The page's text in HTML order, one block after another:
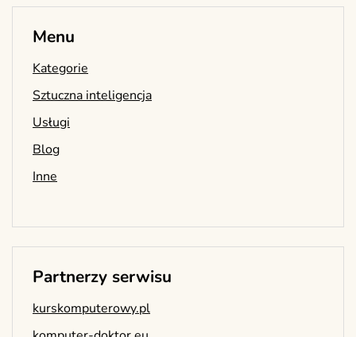
Menu
Kategorie
Sztuczna inteligencja
Usługi
Blog
Inne
Partnerzy serwisu
kurskomputerowy.pl